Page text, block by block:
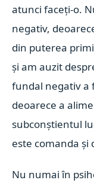
atunci faceți-o.
negativ,
din puterea
și am auzit
fundal negativ a
deoarece a
subconștientul
este comanda și
Nu numai în